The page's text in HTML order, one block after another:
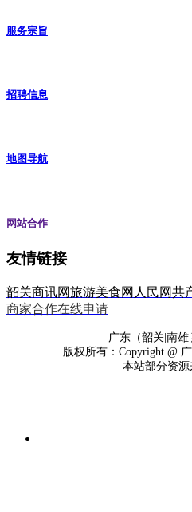
服务宗旨
招聘信息
地图导航
网站合作
友情链接
韶关商讯网旅游美食网 人民网共
商家合作在线申请
广东（韶关|南
版权所有：Copyright @
本站部分资